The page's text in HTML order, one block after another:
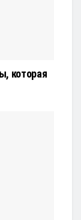
которая